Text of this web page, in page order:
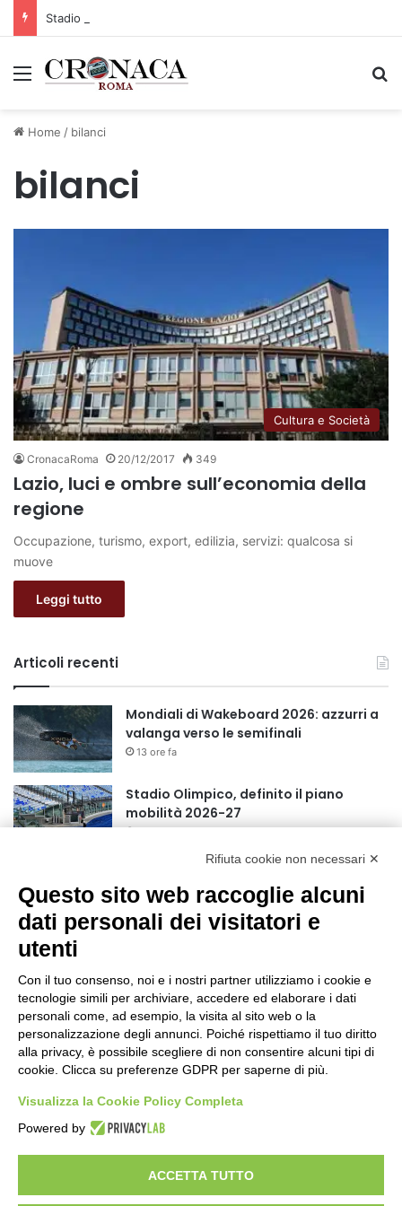
Stadio Olimpico, definito il piano mobilità 2026-27
Menu
Home / bilanci
bilanci
Cultura e Società
CronacaRoma 20/12/2017 349
Lazio, luci e ombre sull’economia della
regione
Occupazione, turismo, export, edilizia, servizi: qualcosa si
muove
Leggi tutto
Articoli recenti
Mondiali di Wakeboard 2026: azzurri a
valanga verso le semifinali
13 ore fa
Stadio Olimpico, definito il piano
mobilità 2026-27
17 ore fa
farmaci in Italia
20 ore fa
arrivi e 1,7 milioni di presenze
22 ore fa
Un nuovo modello di IA stima il volume
dei ghiacciai del pianeta
23 ore fa
Sogin, il Parlamento amplia
ulteriormente il perimetro delle attività
della Società di Stato
2 giorni fa
Rifiuta cookie non necessari ✕
Questo sito web raccoglie alcuni
dati personali dei visitatori e
utenti
Con il tuo consenso, noi e i nostri partner utilizziamo i cookie e
tecnologie simili per archiviare, accedere ed elaborare i dati
personali come, ad esempio, la visita al sito web o la
personalizzazione degli annunci. Poiché rispettiamo il tuo diritto
alla privacy, è possibile scegliere di non consentire alcuni tipi di
cookie. Clicca su preferenze GDPR per saperne di più.
Visualizza la Cookie Policy Completa
Powered by
ACCETTA TUTTO